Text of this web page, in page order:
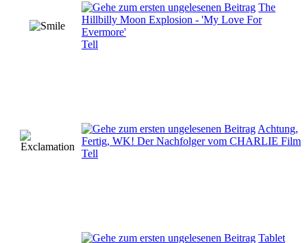
The
Hillbilly Moon Explosion - 'My Love For
Evermore'
Tell
Achtung,
Fertig, WK! Der Nachfolger vom CHARLIE Film
Tell
Tablet